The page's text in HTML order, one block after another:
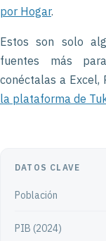
por Hogar.
Estos son solo
fuentes más
conéctalas a Excel,
la plataforma de
DATOS CLAVE
Población
PIB (2024)